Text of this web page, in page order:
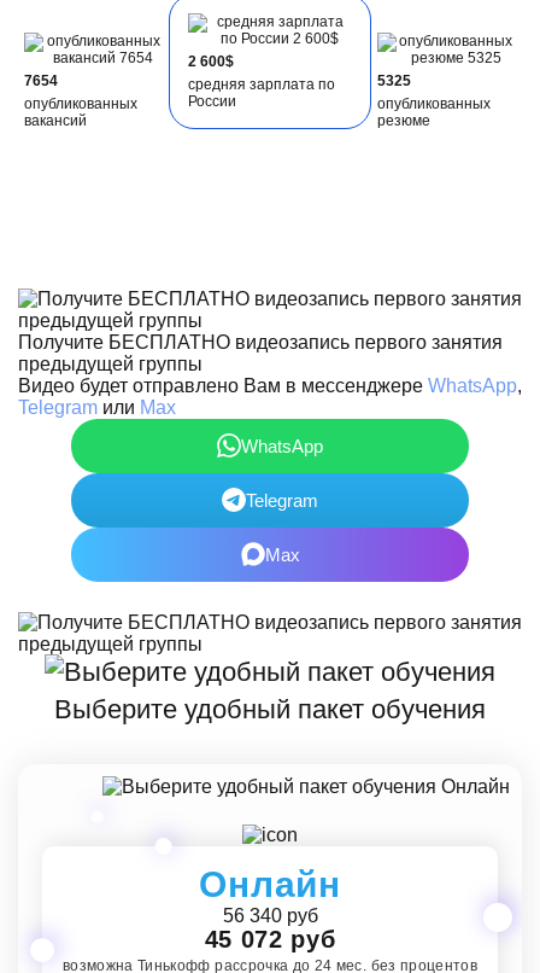
7654
опубликованных
вакансий
2 600$
средняя зарплата по
России
5325
опубликованных
резюме
Получите БЕСПЛАТНО видеозапись первого занятия
предыдущей группы
Видео будет отправлено Вам в мессенджере WhatsApp,
Telegram или Max
WhatsApp
Telegram
Max
Выберите удобный пакет обучения
Онлайн
56 340 руб
45 072 руб
возможна Тинькофф рассрочка до 24 мес. без процентов